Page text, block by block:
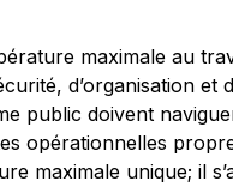
maximale au
d’organisation et
public doivent
opérationnelles
maximale unique; il